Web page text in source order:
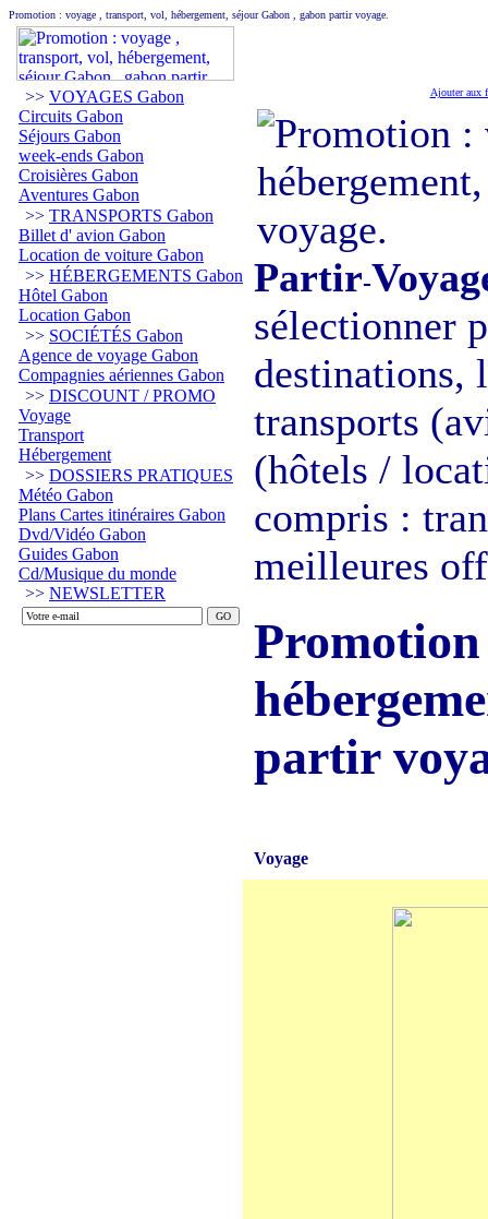
Promotion : voyage , transport, vol, hébergement, séjour Gabon , gabon partir voyage.
>> VOYAGES Gabon
Circuits Gabon
Séjours Gabon
week-ends Gabon
Croisières Gabon
Aventures Gabon
>> TRANSPORTS Gabon
Billet d' avion Gabon
Location de voiture Gabon
>> HÉBERGEMENTS Gabon
Hôtel Gabon
Location Gabon
>> SOCIÉTÉS Gabon
Agence de voyage Gabon
Compagnies aériennes Gabon
>> DISCOUNT / PROMO
Voyage
Transport
Hébergement
>> DOSSIERS PRATIQUES
Météo Gabon
Plans Cartes itinéraires Gabon
Dvd/Vidéo Gabon
Guides Gabon
Cd/Musique du monde
>> NEWSLETTER
Ajouter aux
Partir-
sélectionner
destinations,
transports
(hôtels /
compris :
meilleures
partir
Voyage